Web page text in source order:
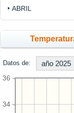
ABRIL
Datos de: año 2025
34
36